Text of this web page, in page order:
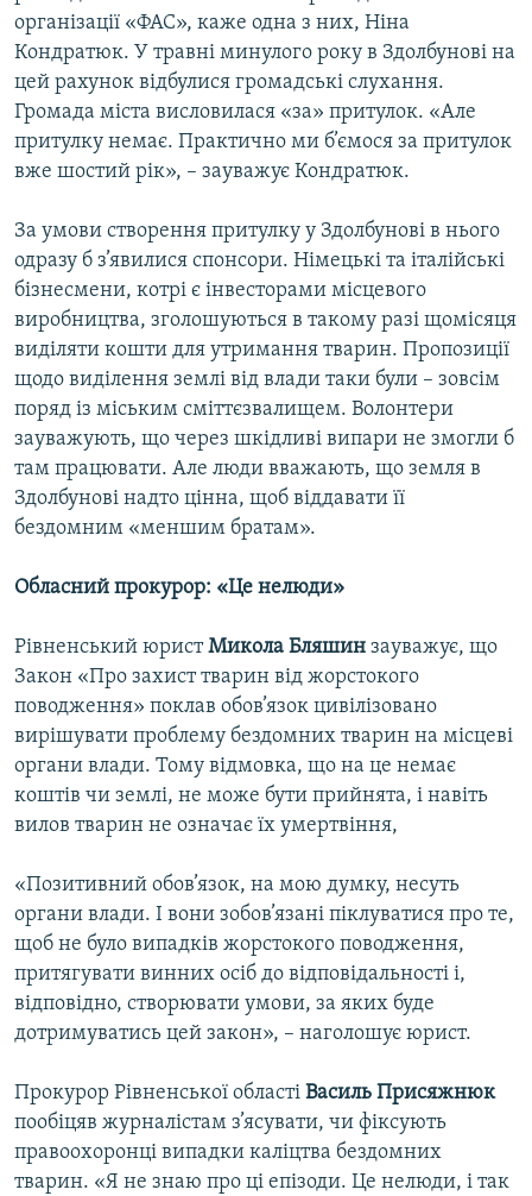
організації «ФАС», каже одна з них, Ніна
Кондратюк. У травні минулого року в Здолбунові на
цей рахунок відбулися громадські слухання.
Громада міста висловилася «за» притулок. «Але
притулку немає. Практично ми б’ємося за притулок
вже шостий рік», – зауважує Кондратюк.
За умови створення притулку у Здолбунові в нього
одразу б з’явилися спонсори. Німецькі та італійські
бізнесмени, котрі є інвесторами місцевого
виробництва, зголошуються в такому разі щомісяця
виділяти кошти для утримання тварин. Пропозиції
щодо виділення землі від влади таки були – зовсім
поряд із міським сміттєзвалищем. Волонтери
зауважують, що через шкідливі випари не змогли б
там працювати. Але люди вважають, що земля в
Здолбунові надто цінна, щоб віддавати її
бездомним «меншим братам».
Обласний прокурор: «Це нелюди»
Рівненський юристМикола Бляшин зауважує, що
Закон «Про захист тварин від жорстокого
поводження» поклав обов’язок цивілізовано
вирішувати проблему бездомних тварин на місцеві
органи влади. Тому відмовка, що на це немає
коштів чи землі, не може бути прийнята, і навіть
вилов тварин не означає їх умертвіння,
«Позитивний обов’язок, на мою думку, несуть
органи влади. І вони зобов’язані піклуватися про те,
щоб не було випадків жорстокого поводження,
притягувати винних осіб до відповідальності і,
відповідно, створювати умови, за яких буде
дотримуватись цей закон», – наголошує юрист.
Прокурор Рівненської області Василь Присяжнюк
пообіцяв журналістам з’ясувати, чи фіксують
правоохоронці випадки каліцтва бездомних
тварин. «Я не знаю про ці епізоди. Це нелюди, і так